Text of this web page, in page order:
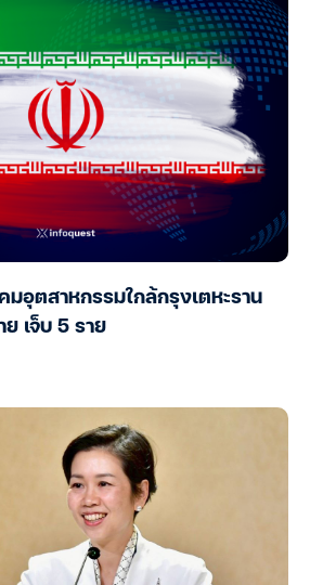
มอุตสาหกรรมใกล้กรุงเตหะราน
เจ็บ 5 ราย